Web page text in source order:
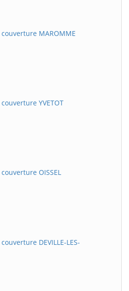
MAROMME
YVETOT
OISSEL
DEVILLE-LES-